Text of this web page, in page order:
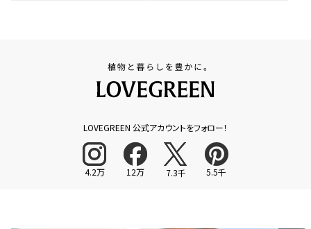
LOVEGREEN 公式アカウントをフォロー！
4.2万 12万 7.3千 5.5千